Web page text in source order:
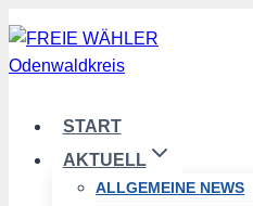
Zum
Inhalt
springen
START
AKTUELL
ALLGEMEINE NEWS